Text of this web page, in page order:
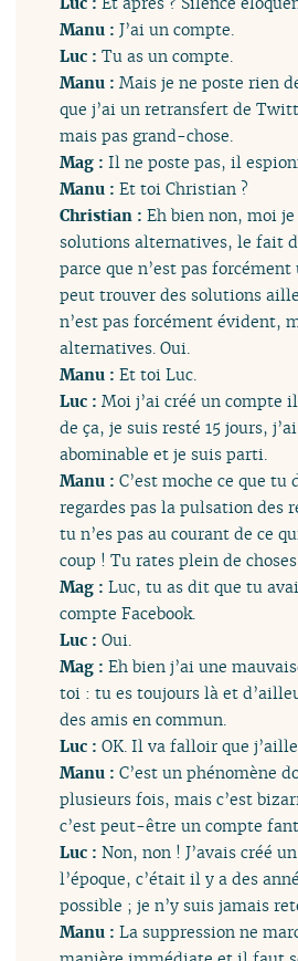
Manu :J’ai un compte.
Luc :Tu as un compte.
Manu :Mais je ne poste rien
que j’ai un retransfert de
mais pas grand-chose.
Mag :Il ne poste pas, il
Manu :Et toi Christian ?
Christian :Eh bien non, moi
solutions alternatives, le fait
parce que n’est pas
peut trouver des solutions
n’est pas forcément évident,
alternatives. Oui.
Manu :Et toi Luc.
Luc :Moi j’ai créé un compte
de ça, je suis resté 15 jours,
abominable et je suis parti.
Manu :C’est moche ce que tu
regardes pas la pulsation des
tu n’es pas au courant de ce
coup ! Tu rates plein de
Mag :Luc, tu as dit que tu
compte Facebook.
Luc :Oui.
Mag :Eh bien j’ai une
toi : tu es toujours là et
des amis en commun.
Luc :OK. Il va falloir que
Manu :C’est un phénomène
plusieurs fois, mais c’est
c’est peut-être un compte
Luc :Non, non ! J’avais créé
l’époque, c’était il y a des
possible ; je n’y suis jamais
Manu :La suppression ne